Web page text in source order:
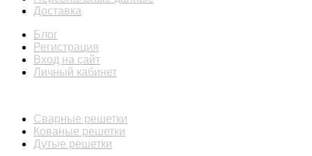
Доставка
Блог
Регистрация
Вход на сайт
Личный кабинет
Сварные решетки
Кованые решетки
Дутые решетки